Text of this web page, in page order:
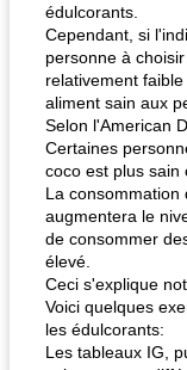
édulcorants.
Cependant, si
personne à
relativement
aliment sain aux
Selon l'American
Certaines
coco est plus sain
La consommation
augmentera le
de consommer
élevé.
Ceci s'explique
Voici quelques
les édulcorants:
Les tableaux IG,